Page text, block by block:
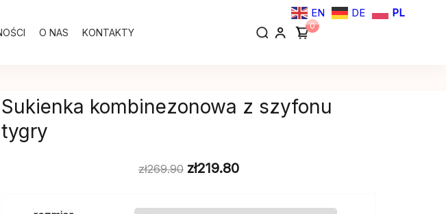
EN DE PL
O NAS KONTAKTY
0
Sukienka kombinezonowa z szyfonu
tygry
zł269.90 zł219.80